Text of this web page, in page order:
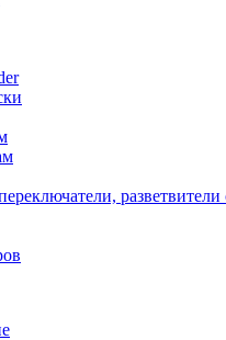
разветвители